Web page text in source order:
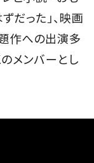
だった」、映画
作への出演多
メンバーとし